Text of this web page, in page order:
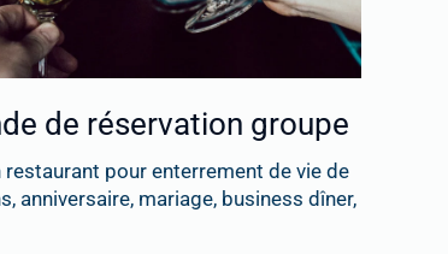
de réservation groupe
restaurant pour enterrement de vie de
anniversaire, mariage, business dîner,